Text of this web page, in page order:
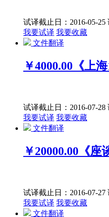
试译截止日：2016-05-25
我要试译 我要收藏
文件翻译
￥4000.00 《上
试译截止日：2016-07-28
我要试译 我要收藏
文件翻译
￥20000.00 《
试译截止日：2016-07-27
我要试译 我要收藏
文件翻译